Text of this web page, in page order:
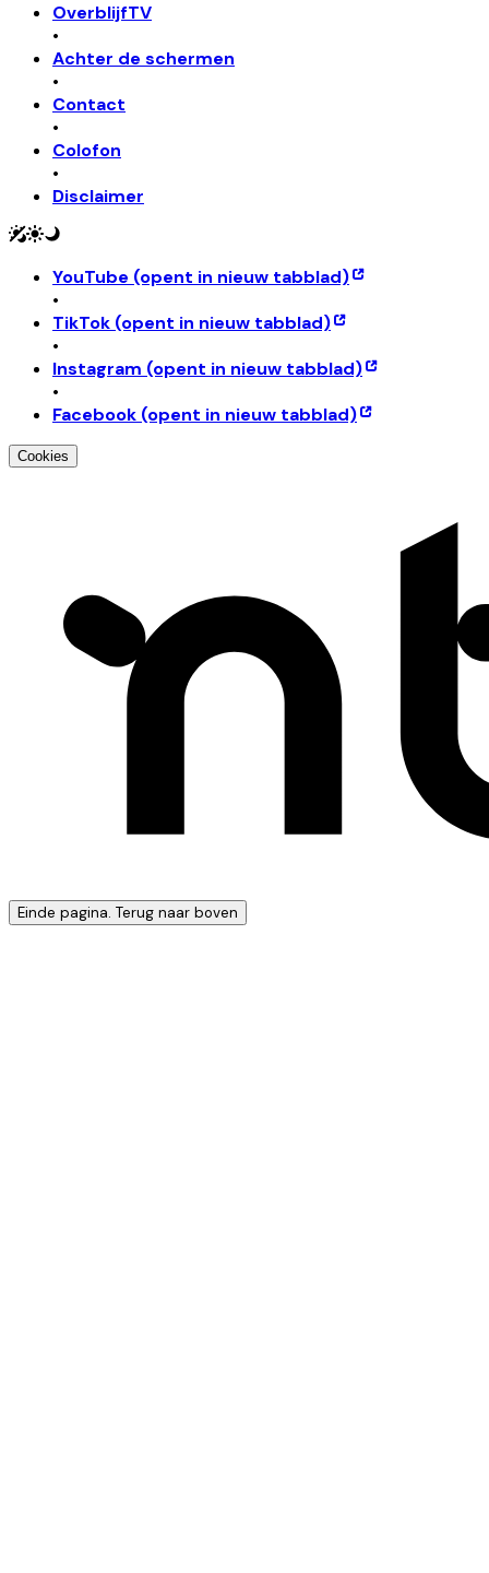
OverblijfTV
•
Achter de schermen
•
Contact
•
Colofon
•
Disclaimer
YouTube (opent in nieuw tabblad)
•
TikTok (opent in nieuw tabblad)
•
Instagram (opent in nieuw tabblad)
•
Facebook (opent in nieuw tabblad)
Cookies
Einde pagina. Terug naar boven